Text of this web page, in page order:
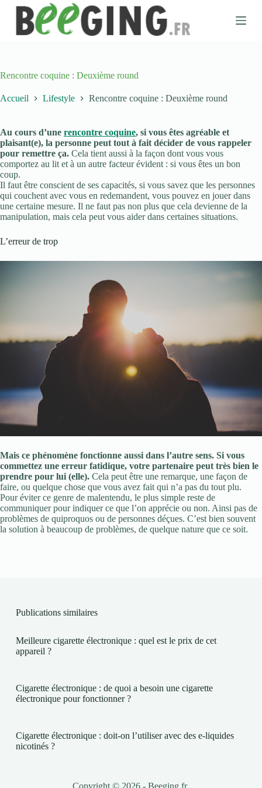
a
c
e
n
u
Rencontre coquine : Deuxième round
Accueil Lifestyle Rencontre coquine : Deuxième round
Au cours d’une rencontre coquine, si vous êtes agréable et
plaisant(e), la personne peut tout à fait décider de vous rappeler
pour remettre ça. Cela tient aussi à la façon dont vous vous
comportez au lit et à un autre facteur évident : si vous êtes un bon
coup.
Il faut être conscient de ses capacités, si vous savez que les personnes
qui couchent avec vous en redemandent, vous pouvez en jouer dans
une certaine mesure. Il ne faut pas non plus que cela devienne de la
manipulation, mais cela peut vous aider dans certaines situations.
L’erreur de trop
Mais ce phénomène fonctionne aussi dans l’autre sens. Si vous
commettez une erreur fatidique, votre partenaire peut très bien le
prendre pour lui (elle). Cela peut être une remarque, une façon de
faire, ou quelque chose que vous avez fait qui n’a pas du tout plu.
Pour éviter ce genre de malentendu, le plus simple reste de
communiquer pour indiquer ce que l’on apprécie ou non. Ainsi pas de
problèmes de quiproquos ou de personnes déçues. C’est bien souvent
la solution à beaucoup de problèmes, de quelque nature que ce soit.
Publications similaires
Meilleure cigarette électronique : quel est le prix de cet
appareil ?
Cigarette électronique : de quoi a besoin une cigarette
électronique pour fonctionner ?
Cigarette électronique : doit-on l’utiliser avec des e-liquides
nicotinés ?
Copyright © 2026 - Beeging.fr.